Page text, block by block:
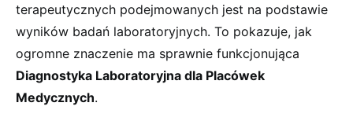
terapeutycznych podejmowanych jest na podstawie
wyników badań laboratoryjnych. To pokazuje, jak
ogromne znaczenie ma sprawnie funkcjonująca
Diagnostyka Laboratoryjna dla Placówek
Medycznych.